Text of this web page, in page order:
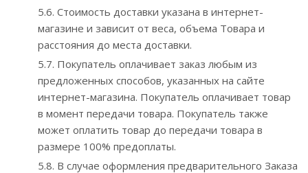
5.6. Стоимость доставки указана в интернет-
магазине и зависит от веса, объема Товара и
расстояния до места доставки.
5.7. Покупатель оплачивает заказ любым из
предложенных способов, указанных на сайте
интернет-магазина. Покупатель оплачивает товар
в момент передачи товара. Покупатель также
может оплатить товар до передачи товара в
размере 100% предоплаты.
5.8. В случае оформления предварительного Заказа